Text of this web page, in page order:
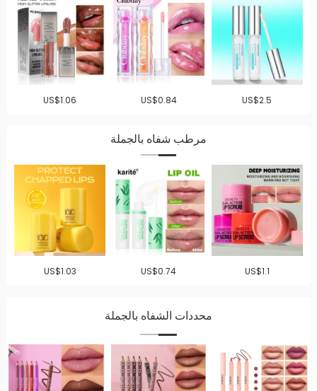
US$2.5
US$0.84
US$1.06
مرطب شفاه بالجملة
US$1.1
US$0.74
US$1.03
محددات الشفاه بالجملة